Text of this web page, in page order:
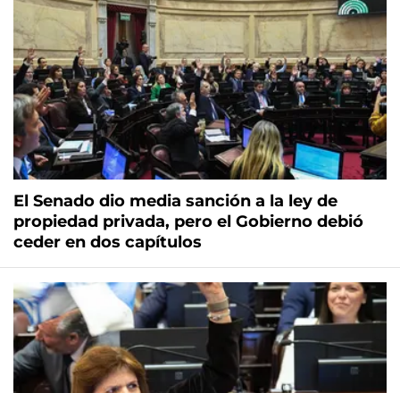
El Senado dio media sanción a la ley de
propiedad privada, pero el Gobierno debió
ceder en dos capítulos